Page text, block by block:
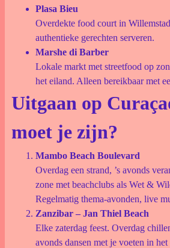
Plasa Bieu
Overdekte food court in
authentieke gerechten serveren.
Marshe di Barber
Lokale markt met streetfood op
het eiland. Alleen bereikbaar met
Uitgaan op
moet je zijn?
Mambo Beach Boulevard
Overdag een strand, ’s avonds
zone met beachclubs als Wet &
Regelmatig thema-avonden, live
Zanzibar – Jan Thiel Beach
Elke zaterdag feest. Overdag
avonds dansen met je voeten in het